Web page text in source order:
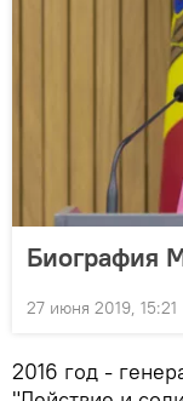
Биография
27 июня 2019, 15:21
2016 год -